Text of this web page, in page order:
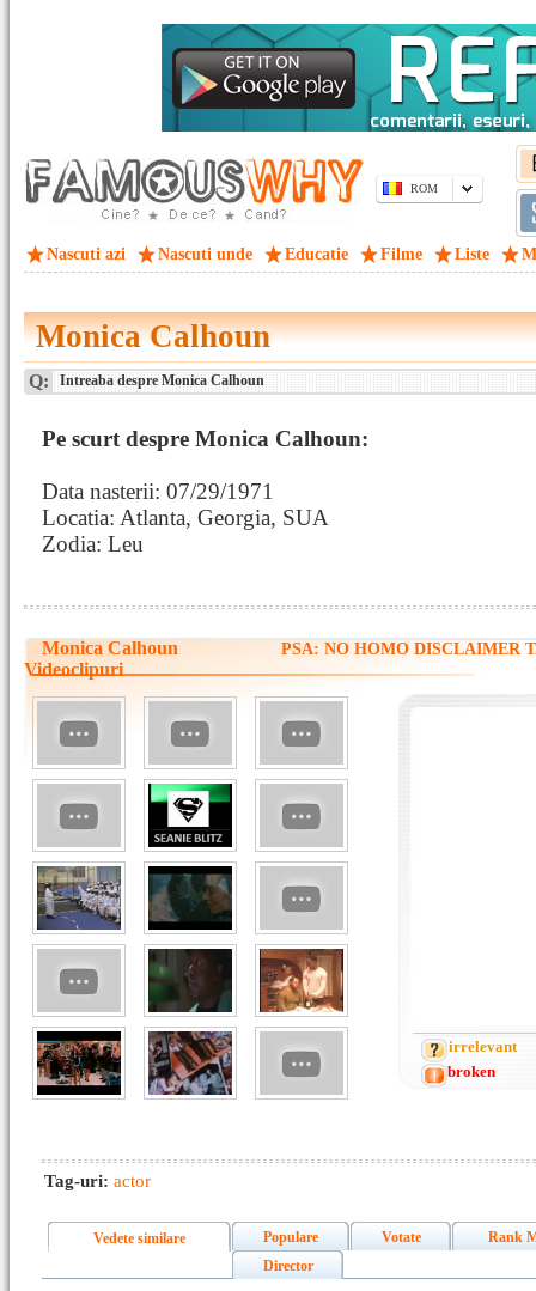
ROM
Nascuti azi Nascuti unde Educatie Filme Liste
Monica Calhoun
Q: Intreaba despre Monica Calhoun
Pe scurt despre Monica Calhoun:
Data nasterii: 07/29/1971
Locatia: Atlanta, Georgia, SUA
Zodia: Leu
Monica Calhoun
Videoclipuri
PSA: NO HOMO DISCLAIMER
irrelevant
broken
Tag-uri: actor
Vedete similare Populare Votate
Rank
Director